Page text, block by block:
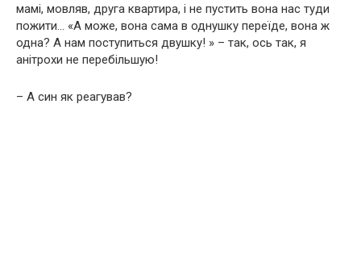
мамі, мовляв, друга квартира, і не пустить вона нас туди
пожити… «А може, вона сама в однушку переїде, вона ж
одна? А нам поступиться двушку! » – так, ось так, я
анітрохи не перебільшую!
– А син як реагував?